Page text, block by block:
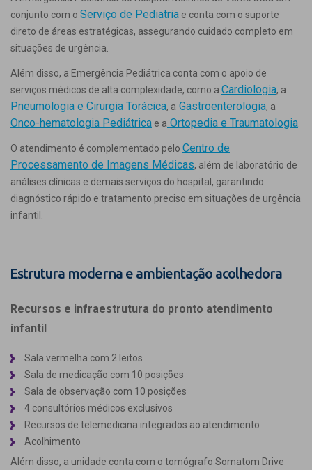
conjunto com o Serviço de Pediatria e conta com o suporte
direto de áreas estratégicas, assegurando cuidado completo em
situações de urgência.
Além disso, a Emergência Pediátrica conta com o apoio de
serviços médicos de alta complexidade, como a Cardiologia, a
Pneumologia e Cirurgia Torácica, a Gastroenterologia, a
Onco-hematologia Pediátrica e a Ortopedia e Traumatologia
O atendimento é complementado pelo Centro de
Processamento de Imagens Médicas, além de laboratório de
análises clínicas e demais serviços do hospital, garantindo
diagnóstico rápido e tratamento preciso em situações de urgência
infantil.
Estrutura moderna e ambientação acolhedora
Recursos e infraestrutura do pronto atendimento
infantil
Sala vermelha com 2 leitos
Sala de medicação com 10 posições
Sala de observação com 10 posições
4 consultórios médicos exclusivos
Recursos de telemedicina integrados ao atendimento
Acolhimento
Além disso, a unidade conta com o tomógrafo Somatom Drive